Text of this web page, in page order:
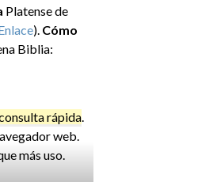
Platense de
). Cómo
Biblia:
rápida.
web.
más uso.